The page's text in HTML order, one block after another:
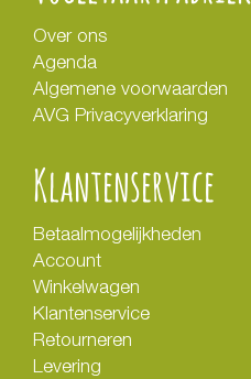
Over ons
Agenda
Algemene voorwaarden
AVG Privacyverklaring
Klantenservice
Betaalmogelijkheden
Account
Winkelwagen
Klantenservice
Retourneren
Levering